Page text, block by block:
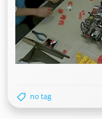
no tag